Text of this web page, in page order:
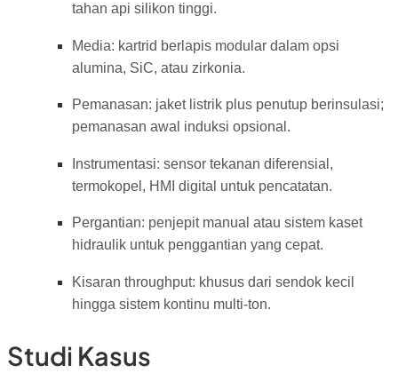
tahan api silikon tinggi.
Media: kartrid berlapis modular dalam opsi
alumina, SiC, atau zirkonia.
Pemanasan: jaket listrik plus penutup berinsulasi;
pemanasan awal induksi opsional.
Instrumentasi: sensor tekanan diferensial,
termokopel, HMI digital untuk pencatatan.
Pergantian: penjepit manual atau sistem kaset
hidraulik untuk penggantian yang cepat.
Kisaran throughput: khusus dari sendok kecil
hingga sistem kontinu multi-ton.
Studi Kasus